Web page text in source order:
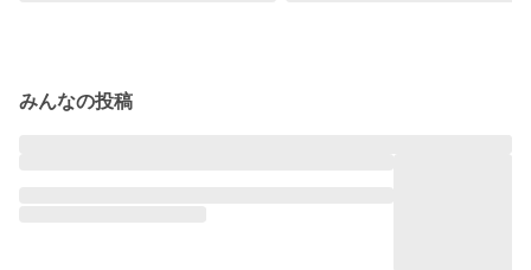
みんなの投稿